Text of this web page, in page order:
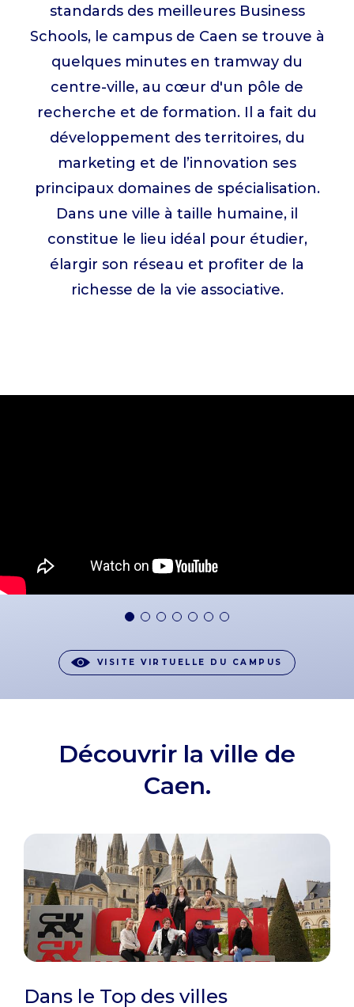
standards des meilleures Business
Schools, le campus de Caen se trouve à
quelques minutes en tramway du
centre-ville, au cœur d'un pôle de
recherche et de formation. Il a fait du
développement des territoires, du
marketing et de l’innovation ses
principaux domaines de spécialisation.
Dans une ville à taille humaine, il
constitue le lieu idéal pour étudier,
élargir son réseau et profiter de la
richesse de la vie associative.
VISITE VIRTUELLE DU CAMPUS
Découvrir la ville de
Caen.
Dans le Top des villes